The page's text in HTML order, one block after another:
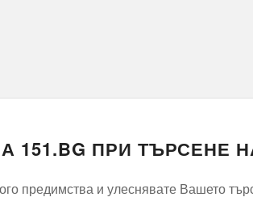
ПРИ ТЪРСЕНЕ
предимства и улеснявате Вашето